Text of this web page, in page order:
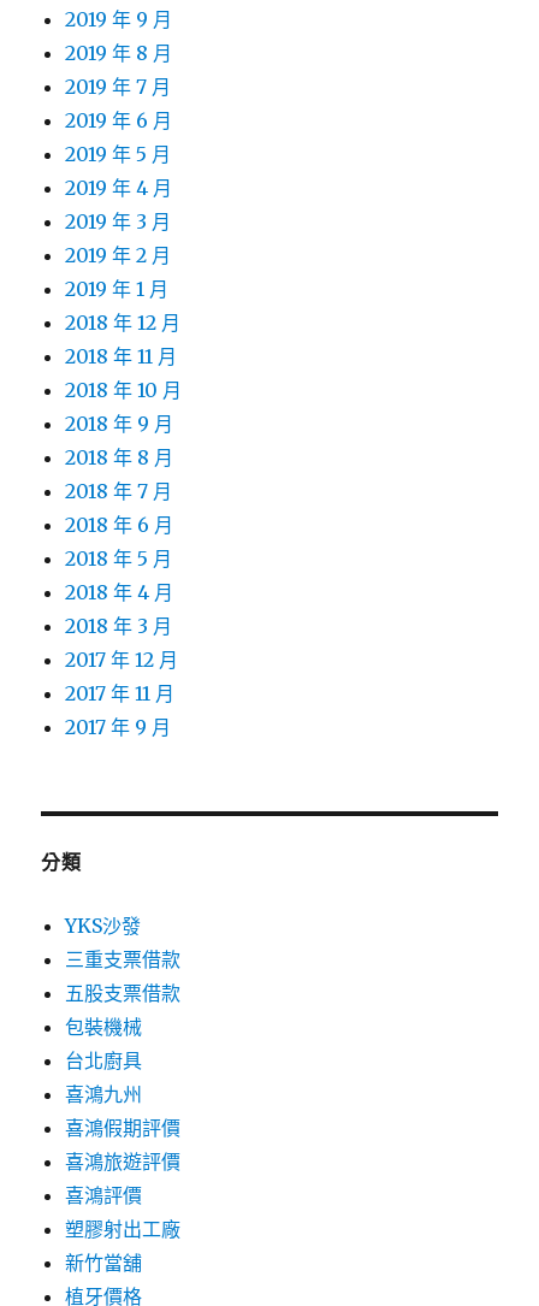
2019 年 9 月
2019 年 8 月
2019 年 7 月
2019 年 6 月
2019 年 5 月
2019 年 4 月
2019 年 3 月
2019 年 2 月
2019 年 1 月
2018 年 12 月
2018 年 11 月
2018 年 10 月
2018 年 9 月
2018 年 8 月
2018 年 7 月
2018 年 6 月
2018 年 5 月
2018 年 4 月
2018 年 3 月
2017 年 12 月
2017 年 11 月
2017 年 9 月
分類
YKS沙發
三重支票借款
五股支票借款
包裝機械
台北廚具
喜鴻九州
喜鴻假期評價
喜鴻旅遊評價
喜鴻評價
塑膠射出工廠
新竹當舖
植牙價格